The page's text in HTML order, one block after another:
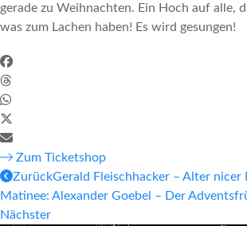
gerade zu Weihnachten. Ein Hoch auf alle,
was zum Lachen haben! Es wird gesungen!
Zum Ticketshop
ZurückGerald Fleischhacker – Alter nicer
Matinee: Alexander Goebel – Der
Nächster